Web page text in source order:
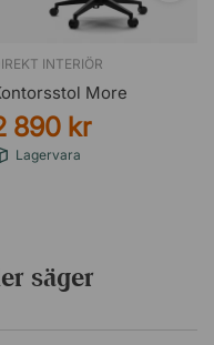
INTERIÖR
More
890 kr
Lagervara
säger